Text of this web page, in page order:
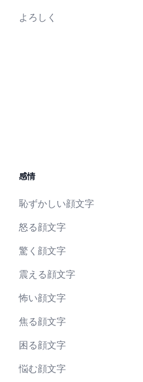
よろしく
感情
恥ずかしい顔文字
怒る顔文字
驚く顔文字
震える顔文字
怖い顔文字
焦る顔文字
困る顔文字
悩む顔文字